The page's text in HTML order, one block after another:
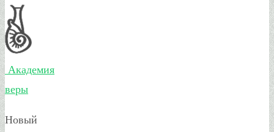
Академия
веры
Новый